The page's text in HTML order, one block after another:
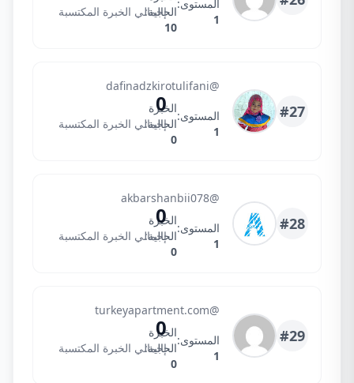
المستوى:
1
الحالية:
10
إجمالي الخبرة المكتسبة
#27
Dafinadzkirotul
@dafinadzkirotulifani
المستوى:
1
الخبرة
الحالية:
0
0
إجمالي الخبرة المكتسبة
#28
Akbar
@akbarshanbii078
المستوى:
1
الخبرة
الحالية:
0
0
إجمالي الخبرة المكتسبة
#29
turkeyapartment.com
@turkeyapartment.com
المستوى:
1
الخبرة
الحالية:
0
0
إجمالي الخبرة المكتسبة